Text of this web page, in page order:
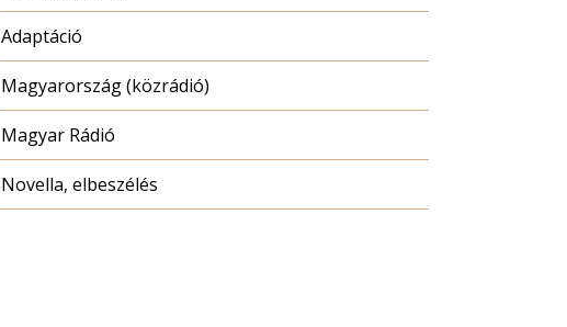
Adaptáció
Magyarország (közrádió)
Magyar Rádió
Novella, elbeszélés